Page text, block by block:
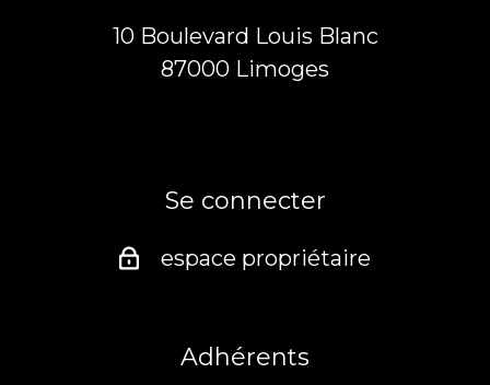
10 Boulevard Louis Blanc
87000
limoges
Se connecter
espace propriétaire
Adhérents